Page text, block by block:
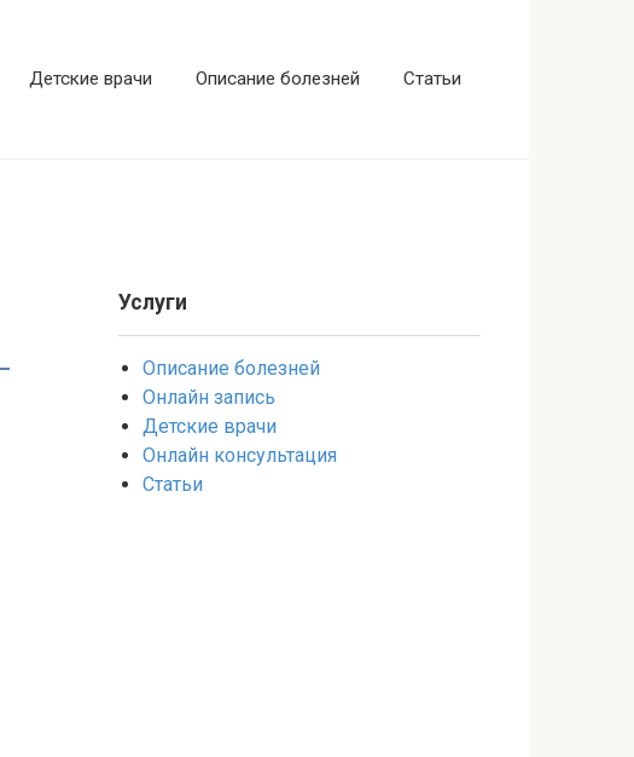
Детские врачи Описание болезней Статьи
Услуги
Описание болезней
Онлайн запись
Детские врачи
Онлайн консультация
Статьи